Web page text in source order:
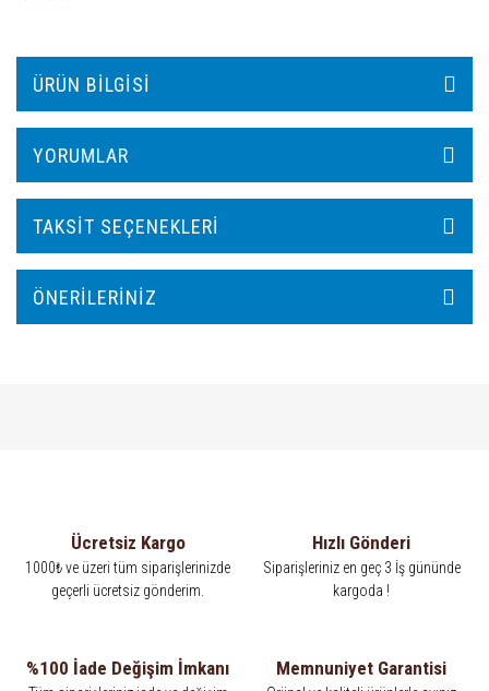
ÜRÜN BILGISI
YORUMLAR
TAKSIT SEÇENEKLERI
ÖNERILERINIZ
Ücretsiz Kargo
1000₺ ve üzeri tüm siparişlerinizde
geçerli ücretsiz gönderim.
Hızlı Gönderi
Siparişleriniz en geç 3 İş gününde
kargoda !
%100 İade Değişim İmkanı Memnuniyet Garantisi